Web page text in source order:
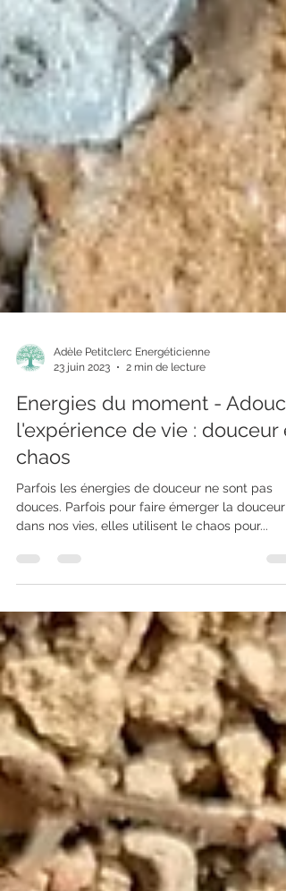
Adèle Petitclerc Energéticienne
23 juin 2023
2 min de lecture
Energies du moment - Adoucir
chaos
Parfois les énergies de douceur ne sont pas
douces. Parfois pour faire émerger la douceur